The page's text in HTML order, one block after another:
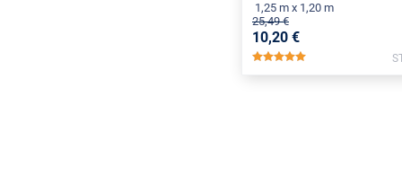
1,25 m x 1,20 m
25,49 €
10,20 €
*****